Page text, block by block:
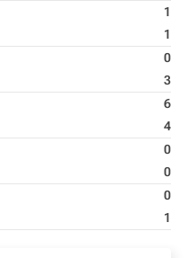
1
1
0
3
6
4
0
0
0
1